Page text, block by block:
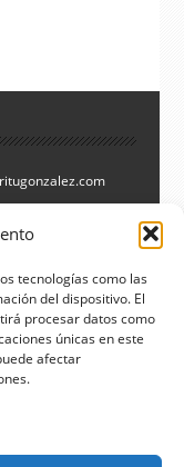
tecnologías como las
del dispositivo. El
procesar datos como
únicas en este
afectar